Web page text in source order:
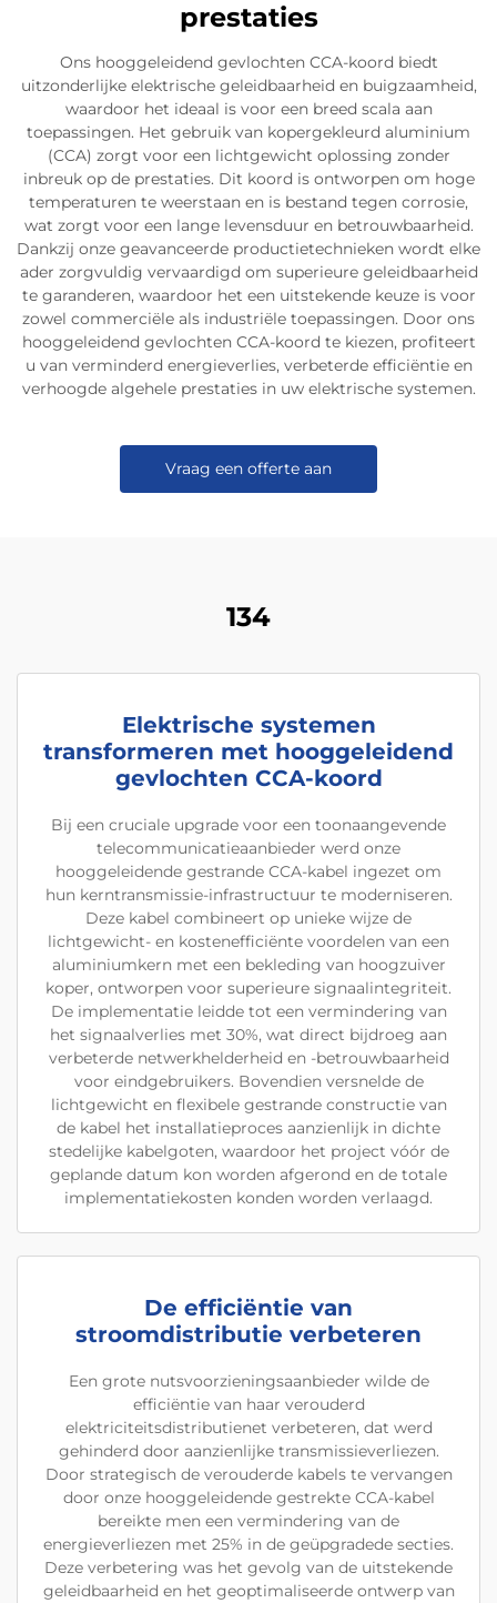
prestaties
Ons hooggeleidend gevlochten CCA-koord biedt
uitzonderlijke elektrische geleidbaarheid en buigzaamheid,
waardoor het ideaal is voor een breed scala aan
toepassingen. Het gebruik van kopergekleurd aluminium
(CCA) zorgt voor een lichtgewicht oplossing zonder
inbreuk op de prestaties. Dit koord is ontworpen om hoge
temperaturen te weerstaan en is bestand tegen corrosie,
wat zorgt voor een lange levensduur en betrouwbaarheid.
Dankzij onze geavanceerde productietechnieken wordt elke
ader zorgvuldig vervaardigd om superieure geleidbaarheid
te garanderen, waardoor het een uitstekende keuze is voor
zowel commerciële als industriële toepassingen. Door ons
hooggeleidend gevlochten CCA-koord te kiezen, profiteert
u van verminderd energieverlies, verbeterde efficiëntie en
verhoogde algehele prestaties in uw elektrische systemen.
Vraag een offerte aan
134
Elektrische systemen
transformeren met hooggeleidend
gevlochten CCA-koord
Bij een cruciale upgrade voor een toonaangevende
telecommunicatieaanbieder werd onze
hooggeleidende gestrande CCA-kabel ingezet om
hun kerntransmissie-infrastructuur te moderniseren.
Deze kabel combineert op unieke wijze de
lichtgewicht- en kostenefficiënte voordelen van een
aluminiumkern met een bekleding van hoogzuiver
koper, ontworpen voor superieure signaalintegriteit.
De implementatie leidde tot een vermindering van
het signaalverlies met 30%, wat direct bijdroeg aan
verbeterde netwerkhelderheid en -betrouwbaarheid
voor eindgebruikers. Bovendien versnelde de
lichtgewicht en flexibele gestrande constructie van
de kabel het installatieproces aanzienlijk in dichte
stedelijke kabelgoten, waardoor het project vóór de
geplande datum kon worden afgerond en de totale
implementatiekosten konden worden verlaagd.
De efficiëntie van
stroomdistributie verbeteren
Een grote nutsvoorzieningsaanbieder wilde de
efficiëntie van haar verouderd
elektriciteitsdistributienet verbeteren, dat werd
gehinderd door aanzienlijke transmissieverliezen.
Door strategisch de verouderde kabels te vervangen
door onze hooggeleidende gestrekte CCA-kabel
bereikte men een vermindering van de
energieverliezen met 25% in de geüpgradede secties.
Deze verbetering was het gevolg van de uitstekende
geleidbaarheid en het geoptimaliseerde ontwerp van